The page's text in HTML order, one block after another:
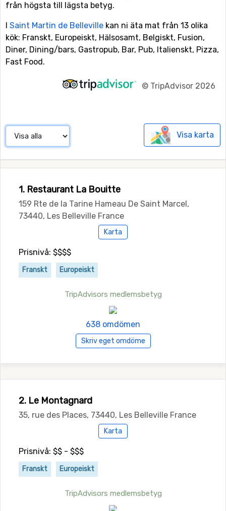
från högsta till lägsta betyg.
I Saint Martin de Belleville kan ni äta mat från 13 olika
kök: Franskt, Europeiskt, Hälsosamt, Belgiskt, Fusion,
Diner, Dining/bars, Gastropub, Bar, Pub, Italienskt, Pizza,
Fast Food.
© TripAdvisor 2026
Visa karta
1. Restaurant La Bouitte
159 Rte de la Tarine Hameau De Saint Marcel,
73440, Les Belleville France
Karta
Prisnivå: $$$$
Franskt Europeiskt
TripAdvisors medlemsbetyg
638 omdömen
Skriv eget omdöme
2. Le Montagnard
35, rue des Places, 73440, Les Belleville France
Karta
Prisnivå: $$ - $$$
Franskt Europeiskt
TripAdvisors medlemsbetyg